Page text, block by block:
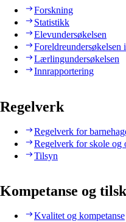
Forskning
Statistikk
Elevundersøkelsen
Foreldreundersøkelsen
Lærlingundersøkelsen
Innrapportering
Regelverk
Regelverk for
Regelverk for skole
Tilsyn
Kompetanse og
Kvalitet og kompetanse